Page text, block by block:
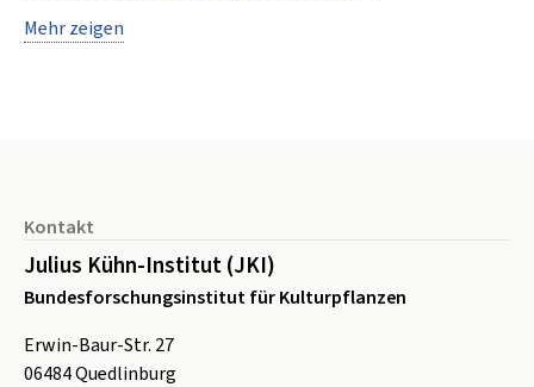
Mehr zeigen
Kontakt
Julius Kühn-Institut (JKI)
Bundesforschungsinstitut für Kulturpflanzen
Erwin-Baur-Str. 27
06484Quedlinburg